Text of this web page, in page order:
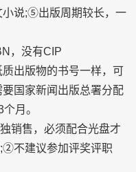
说;⑤出版周期较长，一
，没有CIP
版物的书号一样，可
国家新闻出版总署分配
月。
售，必须配合光盘才
不建议参加评奖评职